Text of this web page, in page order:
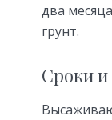
два
грунт.
Сроки